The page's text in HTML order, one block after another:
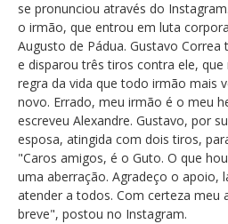
se pronunciou através do
o irmão, que entrou em luta
Augusto de Pádua. Gustavo
e disparou três tiros contra ele,
regra da vida que todo irmão mais
novo. Errado, meu irmão é o meu
escreveu Alexandre. Gustavo, por
esposa, atingida com dois tiros,
"Caros amigos, é o Guto. O que
uma aberração. Agradeço o apoio,
atender a todos. Com certeza meu
breve", postou no Instagram.